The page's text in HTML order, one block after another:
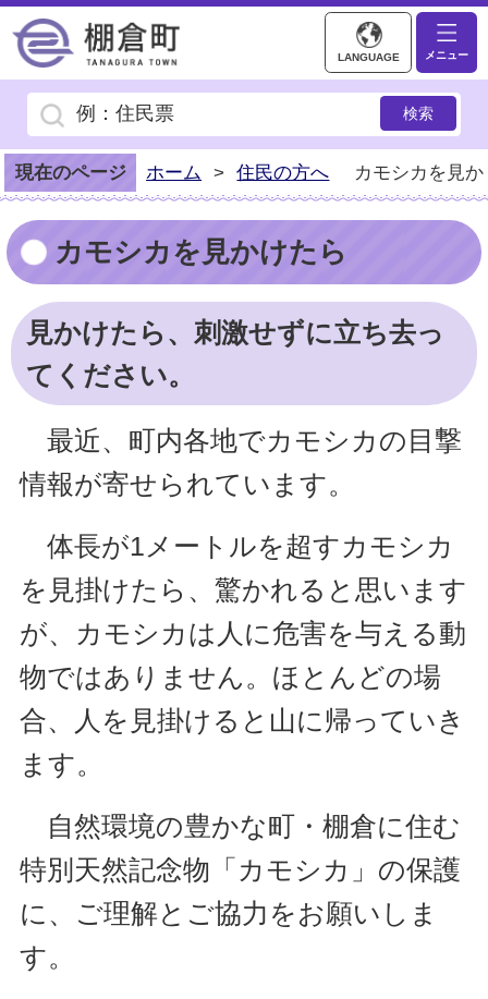
棚倉町ホームページ
LANGUAGE メニュー
現在のページ ホーム > 住民の方へ カモシカを見
カモシカを見かけたら
見かけたら、刺激せずに立ち去っ
てください。
最近、町内各地でカモシカの目撃
情報が寄せられています。
体長が1メートルを超すカモシカ
を見掛けたら、驚かれると思います
が、カモシカは人に危害を与える動
物ではありません。ほとんどの場
合、人を見掛けると山に帰っていき
ます。
自然環境の豊かな町・棚倉に住む
特別天然記念物「カモシカ」の保護
に、ご理解とご協力をお願いしま
す。